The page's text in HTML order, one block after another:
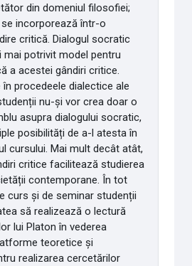
din domeniul filosofiei;
incorporează într-o
critică. Dialogul socratic
mai potrivit model pentru
a acestei gândiri critice.
procedeele dialectice ale
nu-și vor crea doar o
asupra dialogului socratic,
posibilități de a-l atesta în
cursului. Mai mult decât atât,
critice facilitează studierea
contemporane. În tot
curs și de seminar studenții
să realizează o lectură
lui Platon în vederea
teoretice și
realizarea cercetărilor